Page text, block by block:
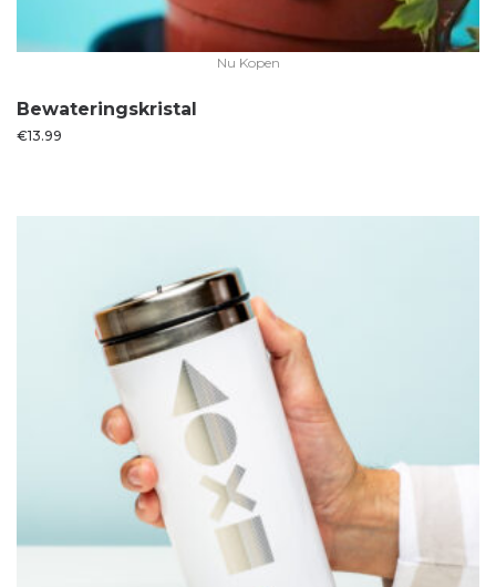
Nu Kopen
Bewateringskristal
€13.99